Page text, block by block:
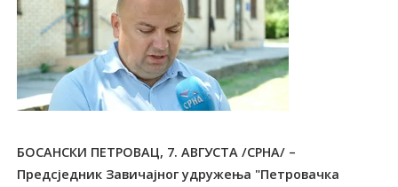
БОСАНСКИ ПЕТРОВАЦ, 7. АВГУСТА /СРНА/ –
Предсједник Завичајног удружења "Петровачка